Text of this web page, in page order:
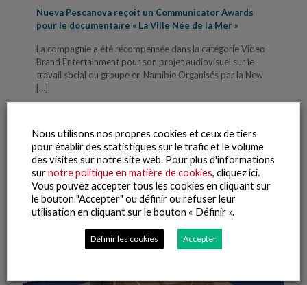
Nueva Pescanova reçoit un Communicator Awards
pour le documentaire « La Ville Née de la Mer »
La compagnie a été récompensée dans la catégorie Video-
Brand Entertainment pour son projet audiovisuel sur le
travail social du groupe en Namibie Organisés par la New
[…]
Nous utilisons nos propres cookies et ceux de tiers
pour établir des statistiques sur le trafic et le volume
des visites sur notre site web. Pour plus d'informations
surnotre politique en matière de cookies, cliquez ici.
Vous pouvez accepter tous les cookies en cliquant sur
le bouton "Accepter" ou définir ou refuser leur
utilisation en cliquant sur le bouton « Définir ».
Définir les cookies Accepter